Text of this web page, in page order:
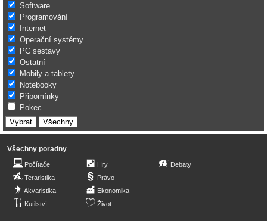
Software
Programování
Internet
Operační systémy
PC sestavy
Ostatní
Mobily a tablety
Notebooky
Připomínky
Pokec
Všechny poradny
Počítače
Teraristika
Akvaristika
Kutilství
Hry
Právo
Ekonomika
Život
Debaty